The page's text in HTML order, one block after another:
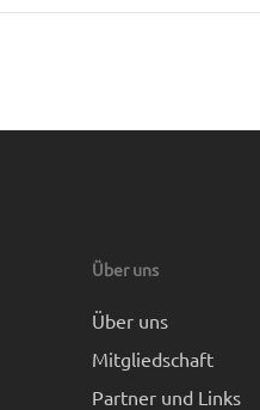
Über uns
Über uns
Mitgliedschaft
Partner und Links